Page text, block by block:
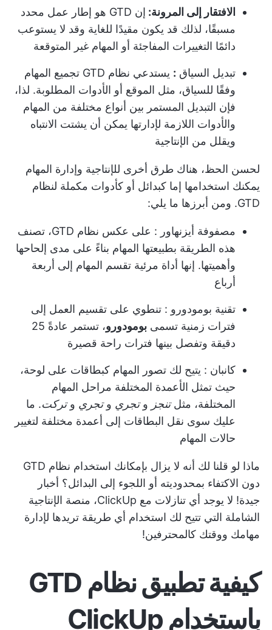
الافتقار إلى المرونة:
إن GTD هو إطار عمل محدد
مسبقًا، لذلك قد يكون مقيدًا للغاية وقد لا يستوعب
دائمًا التغييرات المفاجئة أو المهام غير المتوقعة
تبديل السياق :
يستدعي نظام GTD تجميع المهام
وفقًا للسياق، مثل الموقع أو الأدوات المطلوبة. لذا،
فإن التبديل المستمر بين أنواع مختلفة من المهام
والأدوات اللازمة لإدارتها يمكن أن يشتت الانتباه
ويقلل من الإنتاجية
لحسن الحظ، هناك طرق أخرى للإنتاجية وإدارة المهام
يمكنك استخدامها إما كبدائل أو كأدوات مكملة لنظام
GTD. ومن أبرزها ما يلي:
مصفوفة أيزنهاور
: على عكس نظام GTD، تصنف
هذه الطريقة بطبيعتها المهام بناءً على مدى إلحاحها
وأهميتها. إنها أداة مرئية تقسم المهام إلى أربعة
أرباع
تقنية بومودورو : تنطوي على تقسيم العمل إلى
فترات زمنية تسمى بومودورو
، تستمر عادةً 25
دقيقة وتفصل بينها فترات راحة قصيرة
كانبان : يتيح لك تصور المهام كبطاقات على لوحة،
حيث تمثل الأعمدة المختلفة مراحل المهام
المختلفة، مثلتنجز وتجري وتجري وتركت. ما
عليك سوى نقل البطاقات إلى أعمدة مختلفة لتغيير
حالات المهام
ماذا لو قلنا لك أنه لا يزال بإمكانك استخدام نظام GTD
دون الاكتفاء بمحدوديته أو اللجوء إلى البدائل؟ أخبار
جيدة! لا يوجد أي تنازلات مع ClickUp، منصة الإنتاجية
الشاملة التي تتيح لك استخدام أي طريقة تريدها لإدارة
مهامك ووقتك كالمحترفين!
كيفية تطبيق نظام GTD
باستخدام ClickUp